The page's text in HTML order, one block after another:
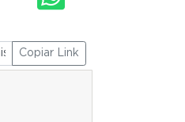
Copiar Link